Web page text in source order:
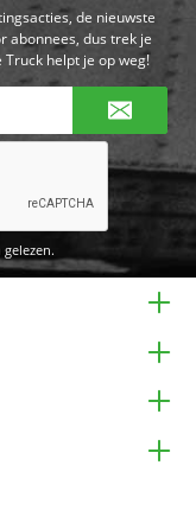
de nieuwste
abonnees, dus trek je
helpt je op weg!
gelezen.